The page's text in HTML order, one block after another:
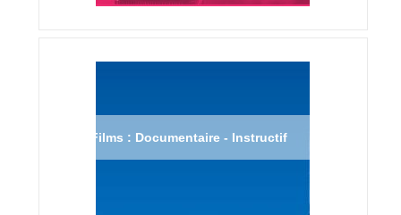
Films : Documentaire - Instructif